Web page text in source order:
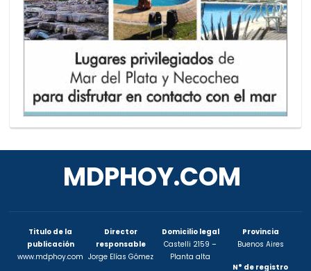
MDPHOY.COM
Titulo de la
publicación
www.mdphoy.com
Director
responsable
Jorge Elías Gómez
Domicilio legal
Castelli 2159 –
Planta alta
Provincia
Buenos Aires
N° de registro